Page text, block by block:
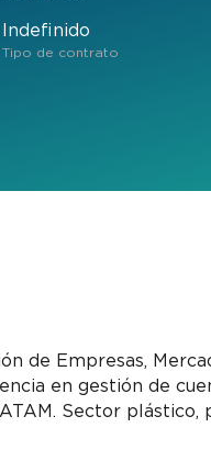
Indefinido
Tipo de contrato
de Empresas,
en gestión de
Sector plástico,